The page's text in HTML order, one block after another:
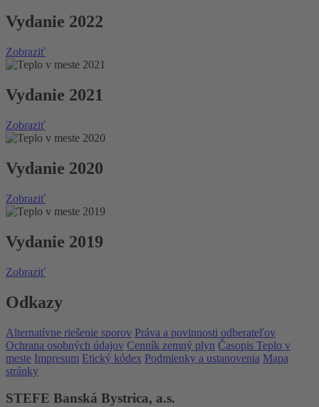
Vydanie 2022
Zobraziť
Vydanie 2021
Zobraziť
Vydanie 2020
Zobraziť
Vydanie 2019
Zobraziť
Odkazy
Alternatívne riešenie sporov Práva a povinnosti odberateľov
Ochrana osobných údajov Cenník zemný plyn Časopis Teplo v
meste Impresum Etický kódex Podmienky a ustanovenia Mapa
stránky
STEFE Banská Bystrica, a.s.